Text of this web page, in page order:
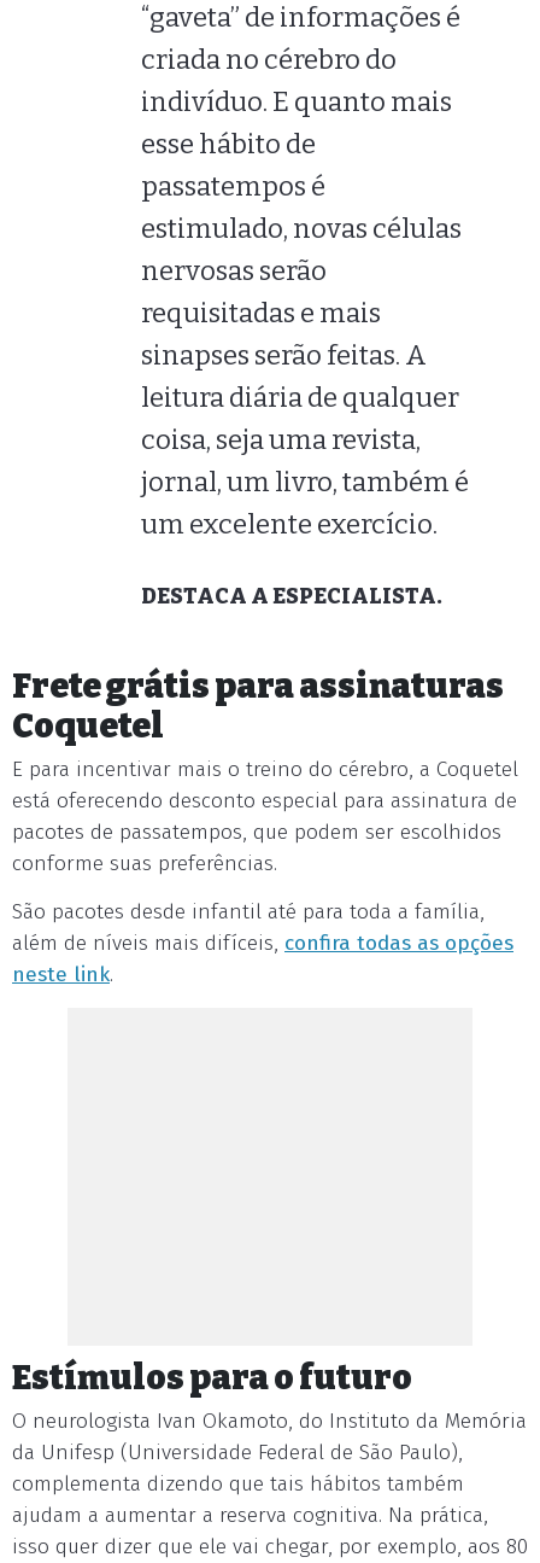
“gaveta” de informações é
criada no cérebro do
indivíduo. E quanto mais
esse hábito de
passatempos é
estimulado, novas células
nervosas serão
requisitadas e mais
sinapses serão feitas. A
leitura diária de qualquer
coisa, seja uma revista,
jornal, um livro, também é
um excelente exercício.
DESTACA A ESPECIALISTA.
Frete grátis para assinaturas
Coquetel
E para incentivar mais o treino do cérebro, a Coquetel
está oferecendo desconto especial para assinatura de
pacotes de passatempos, que podem ser escolhidos
conforme suas preferências.
São pacotes desde infantil até para toda a família,
além de níveis mais difíceis, confira todas as opções
neste link.
Estímulos para o futuro
O neurologista Ivan Okamoto, do Instituto da Memória
da Unifesp (Universidade Federal de São Paulo),
complementa dizendo que tais hábitos também
ajudam a aumentar a reserva cognitiva. Na prática,
isso quer dizer que ele vai chegar, por exemplo, aos 80